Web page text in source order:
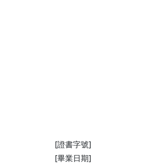
[證書字號]
[畢業日期]